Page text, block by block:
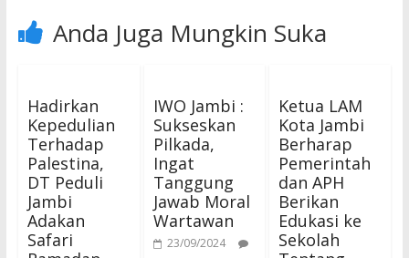
Anda Juga Mungkin Suka
Hadirkan
Kepedulian
Terhadap
Palestina,
DT Peduli
Jambi
Adakan
Safari
IWO Jambi :
Sukseskan
Pilkada,
Ingat
Tanggung
Jawab Moral
Wartawan
23/09/2024
Ketua LAM
Kota Jambi
Berharap
Pemerintah
dan APH
Berikan
Edukasi ke
Sekolah